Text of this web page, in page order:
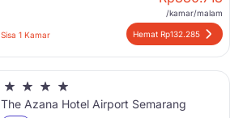
/kamar/malam
Sisa 1 Kamar Hemat Rp132.285
The Azana Hotel Airport Semarang